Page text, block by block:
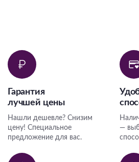
Гарантия
лучшей цены
Нашли дешевле? Снизим
цену! Специальное
предложение для вас.
—